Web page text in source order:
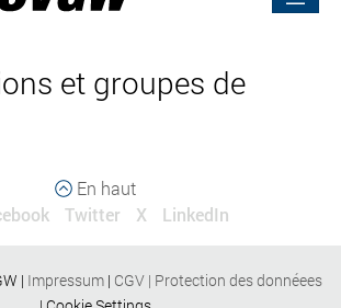
et groupes de
En haut
Twitter X LinkedIn
| Impressum | CGV | Protection des donnéees